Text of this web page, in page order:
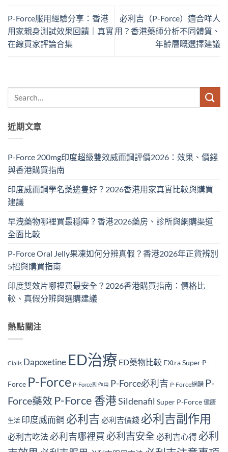
P-Force服用經驗分享：香港
用家親身測試效果回饋｜真實
在線買家評論合集
必利吉（P-Force）適合咩人
用？香港藥師分析不同體質、
年齡層嘅選擇建議
近期文章
P-Force 200mg印度超級雙效威而鋼評價2026：效果、價錢
與香港購買指南
印度威而鋼學名藥邊隻好？2026香港用家真實比較與購買
建議
早洩藥物哪裡買最穩陣？香港2026藥房、診所與網購渠道
全面比較
P-Force Oral Jelly果凍如何分辨真假？香港2026年正貨辨別
5招與購買指南
印度雙效片哪裡買最安全？2026香港購買指南：價格比
較、真假分辨與選購建議
熱點關注
Cialis Dapoxetine ED治療 ED藥物比較 EXtra Super P-
Force P-Force P-Force副作用 P-Force必利吉 P-Force網購 P-
Force藥效 P-Force 香港Sildenafil Super P-Force 健康
生活 印度威而鋼 必利吉 必利吉價錢 必利吉副作用
必利吉吃法 必利吉哪裡買 必利吉安全必利吉心得必利